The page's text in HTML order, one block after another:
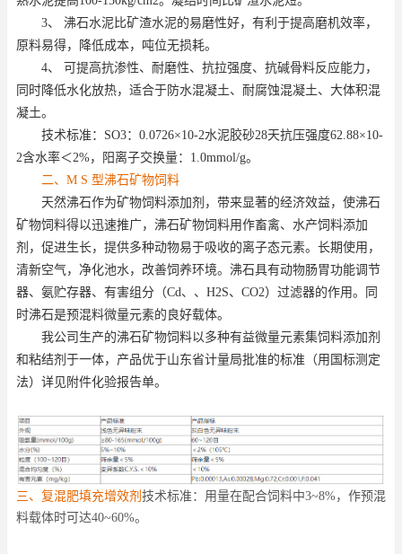
3、
沸石水泥比矿渣水泥的易磨性好，有利于提高磨机效率，
原料易得，降低成本，吨位无损耗。
4、
可提高抗渗性、耐磨性、抗拉强度、抗碱骨料反应能力，
同时降低水化放热，适合于防水混凝土、耐腐蚀混凝土、大体积混
凝土。
技术标准： SO3： 0.0726×10-2水泥胶砂28天抗压强度62.88×10-
2含水率＜2%，阳离子交换量： 1.0mmol/g。
二、 M S 型沸石矿物饲料
天然沸石作为矿物饲料添加剂，带来显著的经济效益，使沸石
矿物饲料得以迅速推广，沸石矿物饲料用作畜禽、水产饲料添加
剂，促进生长，提供多种动物易于吸收的离子态元素。长期使用，
清新空气，净化池水，改善饲养环境。沸石具有动物肠胃功能调节
器、氨贮存器、有害组分（Cd 、、 H2S、 CO2）过滤器的作用。同
时沸石是预混料微量元素的良好载体。
我公司生产的沸石矿物饲料以多种有益微量元素集饲料添加剂
和粘结剂于一体，产品优于山东省计量局批准的标准（用国标测定
法）详见附件化验报告单。
三、复混肥填充增效剂 技术标准：用量在配合饲料中3~8%，作预混
料载体时可达40~60%。